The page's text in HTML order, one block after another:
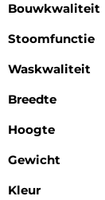
Bouwkwaliteit
Stoomfunctie
Waskwaliteit
Breedte
Hoogte
Gewicht
Kleur